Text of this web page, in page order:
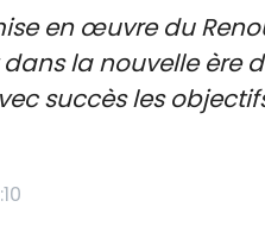
en œuvre du
la nouvelle ère
succès les